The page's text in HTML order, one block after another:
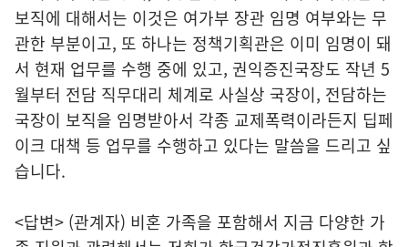
보직에 대해서는 이것은 여가부 장관 임명 여부와는 무
관한 부분이고, 또 하나는 정책기획관은 이미 임명이 돼
서 현재 업무를 수행 중에 있고, 권익증진국장도 작년 5
월부터 전담 직무대리 체계로 사실상 국장이, 전담하는
국장이 보직을 임명받아서 각종 교제폭력이라든지 딥페
이크 대책 등 업무를 수행하고 있다는 말씀을 드리고 싶
습니다.
<답변> (관계자) 비혼 가족을 포함해서 지금 다양한 가